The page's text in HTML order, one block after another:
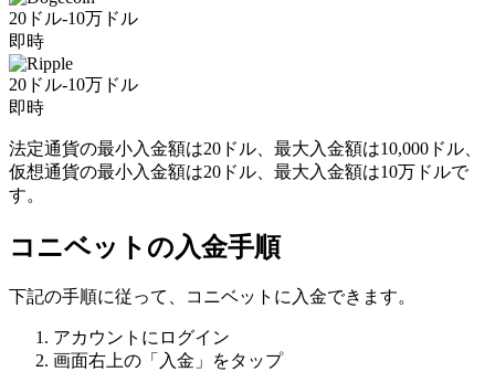
20ドル-10万ドル
即時
20ドル-10万ドル
即時
法定通貨の最小入金額は20ドル、最大入金額は10,000ドル、
仮想通貨の最小入金額は20ドル、最大入金額は10万ドルで
す。
コニベットの入金手順
下記の手順に従って、コニベットに入金できます。
アカウントにログイン
画面右上の「入金」をタップ